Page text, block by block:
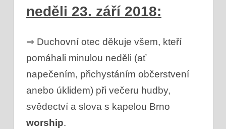
neděli 23. září 2018:
⇒ Duchovní otec děkuje všem, kteří
pomáhali minulou neděli (ať
napečením, přichystáním občerstvení
anebo úklidem) při večeru hudby,
svědectví a slova s kapelou Brno
worship.